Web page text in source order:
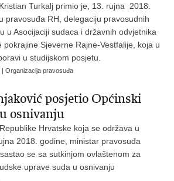
Turkalj primio je, 13. rujna 2018.
pravosuđa RH, delegaciju pravosudnih
u Asocijaciji sudaca i državnih odvjetnika
pokrajine Sjeverne Rajne-Vestfalije, koja u
u studijskom posjetu.
| Organizacija pravosuđa
posjetio Općinski
osnivanju
Hrvatske koja se održava u
2018. godine, ministar pravosuđa
se sa sutkinjom ovlaštenom za
uprave suda u osnivanju